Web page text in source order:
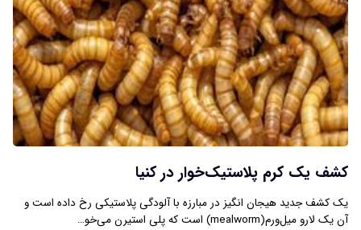
کشف یک کرم پلاستیک‌خوار در کنیا
یک کشف جدید هیجان انگیز در مبارزه با آلودگی پلاستیکی رخ داده است و
آن یک لارو میل‌ورم(mealworm) است که پلی استیرن می‌خو…